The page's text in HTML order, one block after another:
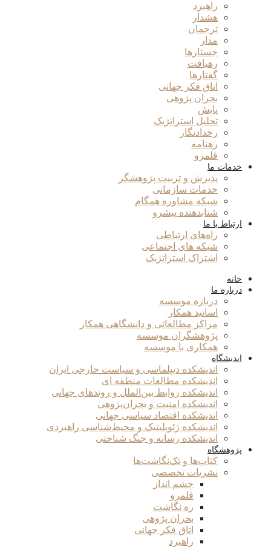
راهبرد
هشدار
ترجمان
مدار
جستارها
رهیافت
گفتارها
اتاق فکر جهانی
بحران پژوهی
پایش
تحلیل استراتژیک
رخدادنگار
رهنامه
قلمرو
خدمات ما
پذیرش و تربیت پژوهشگر
خدمات سازمانی
شبکه مشاوره همگام
شتابدهنده پیشرو
ارتباط با ما
راه‌های ارتباطی
شبکه های اجتماعی
اشتراک استراتژیک
خانه
درباره ما
درباره موسسه
اساتید همکار
مراکز مطالعاتی و دانشگاهی همکار
پژوهشگران موسسه
همکاری با موسسه
اندیشگاه
اندیشکده دیپلماسی و سیاست خارجی ایران
اندیشکده مطالعات منطقه ای
اندیشکده روابط بین‌الملل و روندهای جهانی
اندیشکده امنیت و بحران‌پژوهی
اندیشکده اقتصاد سیاسی جهانی
اندیشکده ژئوپلیتیک و محیط‌شناسی راهبردی
اندیشکده رسانه و جنگ شناختی
پژوهشگاه
کتاب‌ها و تک‌نگاشت‌ها
نشریات تخصصی
چشم انداز
قلمرو
ره نگاشت
بحران پژوهی
اتاق فکر جهانی
راهبرد